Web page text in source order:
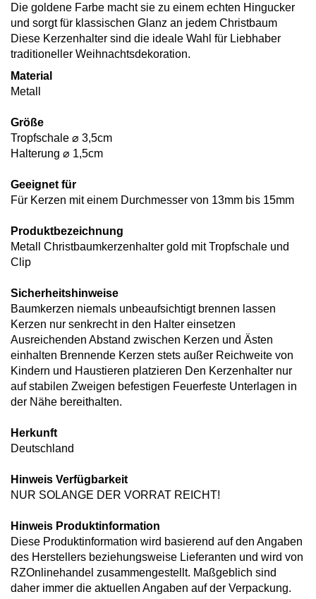
Die goldene Farbe macht sie zu einem echten Hingucker
und sorgt für klassischen Glanz an jedem Christbaum
Diese Kerzenhalter sind die ideale Wahl für Liebhaber
traditioneller Weihnachtsdekoration.
Material
Metall
Größe
Tropfschale ⌀ 3,5cm
Halterung ⌀ 1,5cm
Geeignet für
Für Kerzen mit einem Durchmesser von 13mm bis 15mm
Produktbezeichnung
Metall Christbaumkerzenhalter gold mit Tropfschale und
Clip
Sicherheitshinweise
Baumkerzen niemals unbeaufsichtigt brennen lassen
Kerzen nur senkrecht in den Halter einsetzen
Ausreichenden Abstand zwischen Kerzen und Ästen
einhalten Brennende Kerzen stets außer Reichweite von
Kindern und Haustieren platzieren Den Kerzenhalter nur
auf stabilen Zweigen befestigen Feuerfeste Unterlagen in
der Nähe bereithalten.
Herkunft
Deutschland
Hinweis Verfügbarkeit
NUR SOLANGE DER VORRAT REICHT!
Hinweis Produktinformation
Diese Produktinformation wird basierend auf den Angaben
des Herstellers beziehungsweise Lieferanten und wird von
RZOnlinehandel zusammengestellt. Maßgeblich sind
daher immer die aktuellen Angaben auf der Verpackung.